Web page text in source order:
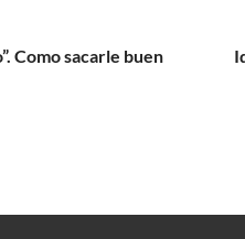
Como sacarle buen